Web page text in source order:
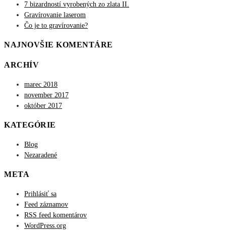
7 bizardností vyrobených zo zlata II.
Gravírovanie laserom
Čo je to gravírovanie?
NAJNOVŠIE KOMENTÁRE
ARCHÍV
marec 2018
november 2017
október 2017
KATEGÓRIE
Blog
Nezaradené
META
Prihlásiť sa
Feed záznamov
RSS feed komentárov
WordPress.org